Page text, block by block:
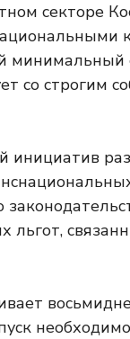
секторе
со строгим
инициатив
льгот,